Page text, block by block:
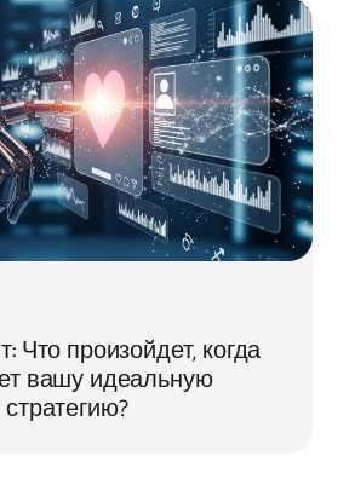
Что произойдет, когда
вашу идеальную